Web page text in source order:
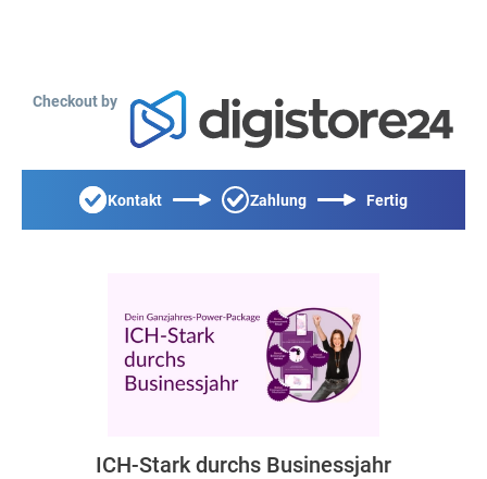
Checkout by
Kontakt Zahlung Fertig
ICH-Stark durchs Businessjahr